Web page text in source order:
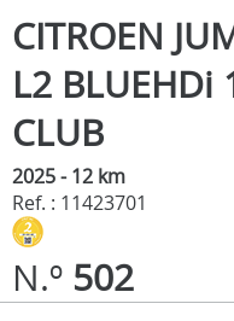
CITROEN
L2 BLUEHDi
CLUB
2025 - 12 km
Ref. : 11423701
N.º 502